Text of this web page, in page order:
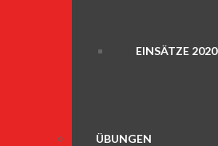
EINSÄTZE 2020
ÜBUNGEN